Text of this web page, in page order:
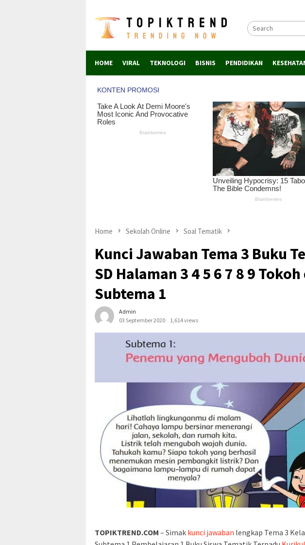
content
HOME VIRAL TEKNOLOGI BISNIS PENDIDIKAN
Home Sekolah Online Soal Tematik
Kunci Jawaban Tema 3 Buku
SD Halaman 3 4 5 6 7 8 9
Subtema 1
Admin
03 September 2020
1,614 views
TOPIKTREND.COM – Simak kunci jawaban lengkap Tema 3